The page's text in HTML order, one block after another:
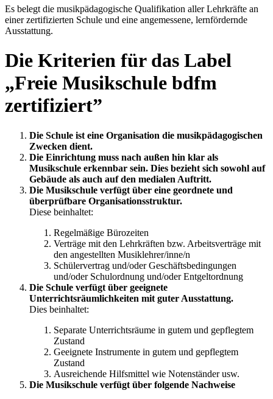
Es belegt die musikpädagogische Qualifikation aller Lehrkräfte an
einer zertifizierten Schule und eine angemessene, lernfördernde
Ausstattung.
Die Kriterien für das Label
„Freie Musikschule bdfm
zertifiziert”
Die Schule ist eine Organisation die musikpädagogischen
Zwecken dient.
Die Einrichtung muss nach außen hin klar als
Musikschule erkennbar sein. Dies bezieht sich sowohl auf
Gebäude als auch auf den medialen Auftritt.
Die Musikschule verfügt über eine geordnete und
überprüfbare Organisationsstruktur.
Diese beinhaltet:
Regelmäßige Bürozeiten
Verträge mit den Lehrkräften bzw. Arbeitsverträge mit
den angestellten Musiklehrer/inne/n
Schülervertrag und/oder Geschäftsbedingungen
und/oder Schulordnung und/oder Entgeltordnung
Die Schule verfügt über geeignete
Unterrichtsräumlichkeiten mit guter Ausstattung.
Dies beinhaltet:
Separate Unterrichtsräume in gutem und gepflegtem
Zustand
Geeignete Instrumente in gutem und gepflegtem
Zustand
Ausreichende Hilfsmittel wie Notenständer usw.
Die Musikschule verfügt über folgende Nachweise